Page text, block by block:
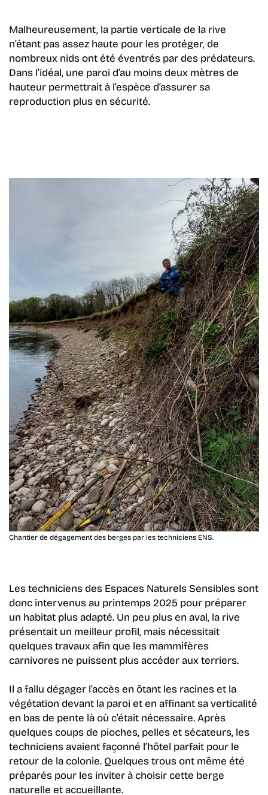
Malheureusement, la partie verticale de la rive
n’étant pas assez haute pour les protéger, de
nombreux nids ont été éventrés par des prédateurs.
Dans l’idéal, une paroi d’au moins deux mètres de
hauteur permettrait à l’espèce d’assurer sa
reproduction plus en sécurité.
Chantier de dégagement des berges par les techniciens ENS.
Les techniciens des Espaces Naturels Sensibles sont
donc intervenus au printemps 2025 pour préparer
un habitat plus adapté. Un peu plus en aval, la rive
présentait un meilleur profil, mais nécessitait
quelques travauxafin que les mammifères
carnivores ne puissent plus accéder aux terriers.
Il a fallu dégager l’accès en ôtant les racines et la
végétation devant la paroi et en affinant sa verticalité
en bas de pente là où c’était nécessaire. Après
quelques coups de pioches, pelles et sécateurs, les
techniciens avaient façonné l’hôtel parfait pour le
retour de la colonie. Quelques trous ont même été
préparés pour les inviter à choisir cette berge
naturelle et accueillante.